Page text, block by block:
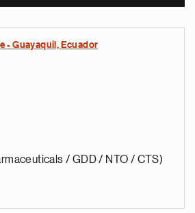
- Guayaquil, Ecuador
/ GDD / NTO / CTS)